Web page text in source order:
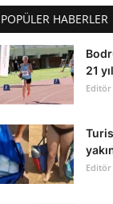
POPÜLER HABERLER
21
Editör
Editör